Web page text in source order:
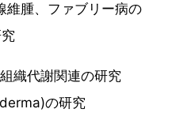
腫、ファブリー病の
織代謝関連の研究
の研究